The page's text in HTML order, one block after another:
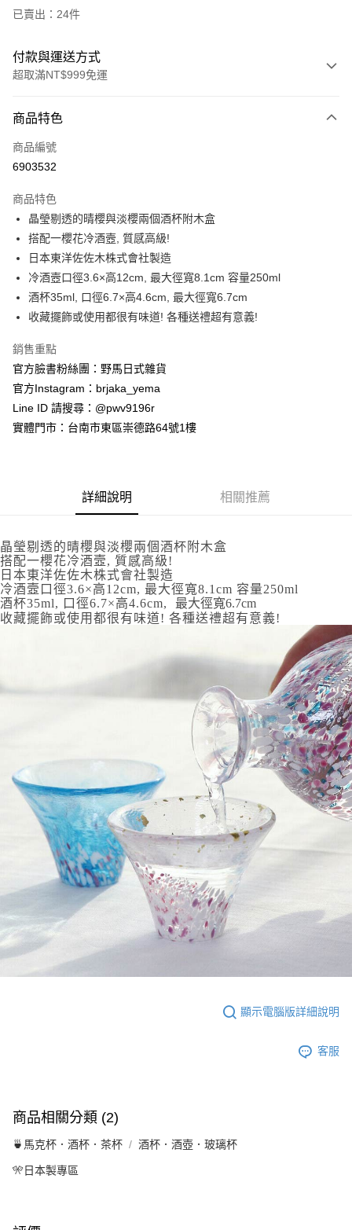
已賣出：24件
付款與運送方式
超取滿NT$999免運
信用卡一次付款
信用卡分期付款
合作金庫商業銀行
華南商業銀行
彰化商業銀行
上海商業儲蓄銀行
國泰世華商業銀行
臺灣中小企業銀行
台中商業銀行
匯豐（台灣）商業銀行
華泰商業銀行
聯邦商業銀行
遠東國際商業銀行
元大商業銀行
永豐商業銀行
台新國際商業銀行
台灣樂天信用卡公司
超商取貨付款
LINE Pay
Apple Pay
街口支付
Google Pay
ATM付款
運送方式
付款後全家取貨
7-11取貨付款
每筆NT$65，滿NT$999(含以上)免運費
付款後7-11取貨
每筆NT$65，滿NT$999(含以上)免運費
商品特色
商品編號
6903532
商品特色
晶瑩剔透的晴櫻與淡櫻兩個酒杯附木盒
搭配一櫻花冷酒壼, 質感高級!
日本東洋佐佐木株式會社製造
冷酒壼口徑3.6×高12cm, 最大徑寬8.1cm 容量250ml
酒杯35ml, 口徑6.7×高4.6cm, 最大徑寬6.7cm
收藏擺飾或使用都很有味道! 各種送禮超有意義!
銷售重點
官方臉書粉絲團：野馬日式雜貨
官方Instagram：brjaka_yema
Line ID 請搜尋：@pwv9196r
實體門市：台南市東區崇德路64號1樓
詳細說明 相關推薦
晶瑩剔透的晴櫻與淡櫻兩個酒杯附木盒
搭配一櫻花冷酒壼, 質感高級!
日本東洋佐佐木株式會社製造
冷酒壼口徑3.6×高12cm, 最大徑寬8.1cm 容量250ml
酒杯35ml, 口徑6.7×高4.6cm, 最大徑寬6.7cm
收藏擺飾或使用都很有味道! 各種送禮超有意義!
顯示電腦版詳細說明
客服
商品相關分類 (2)
🍵馬克杯．酒杯．茶杯 酒杯．酒壺．玻璃杯
🎌日本製專區